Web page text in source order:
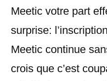
Meetic votre part
surprise:
Meetic continue
crois que c’est